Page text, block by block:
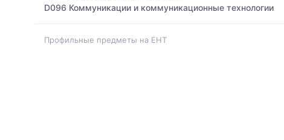
D096 Коммуникации и коммуникационные технологии
Профильные предметы на ЕНТ